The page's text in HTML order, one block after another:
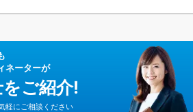
ネーターが
ご紹介!
軽にご相談ください